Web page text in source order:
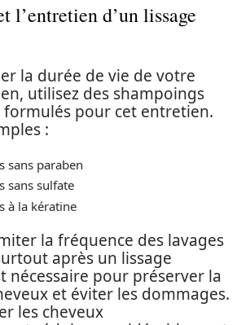
l’entretien d’un lissage
la durée de vie de votre
utilisez des shampoings
formulés pour cet entretien.
:
sans paraben
sans sulfate
à la kératine
la fréquence des lavages
après un lissage
nécessaire pour préserver la
et éviter les dommages.
les cheveux